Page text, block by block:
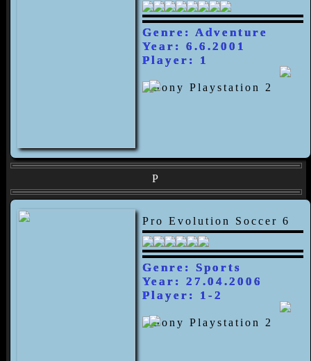
Genre: Adventure
Year: 6.6.2001
Player: 1
P
Pro Evolution Soccer 6
Genre: Sports
Year: 27.04.2006
Player: 1-2